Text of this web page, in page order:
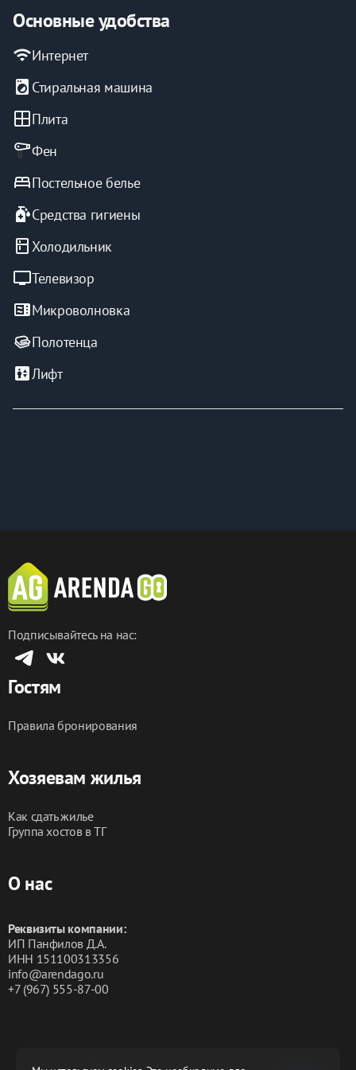
Основные удобства
wifiИнтернет
local_laundry_service Стиральная машина
windowПлита
Фен
bedПостельное белье
sanitizerСредства гигиены
kitchen Холодильник
tvТелевизор
microwaveМикроволновка
Полотенца
elevatorЛифт
Подписывайтесь на нас:
Гостям
Правила бронирования
Хозяевам жилья
Как сдать жилье
Группа хостов в ТГ
О нас
Реквизиты компании:
ИП Панфилов Д.А.
ИНН 151100313356
info@arendago.ru
+7 (967) 555-87-00